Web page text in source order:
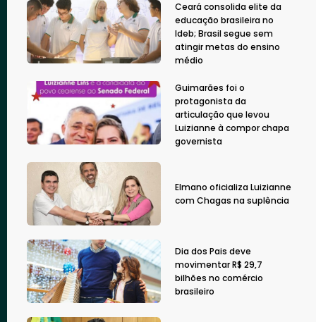
Ceará consolida elite da
educação brasileira no
Ideb; Brasil segue sem
atingir metas do ensino
médio
Guimarães foi o
protagonista da
articulação que levou
Luizianne à compor chapa
governista
Elmano oficializa Luizianne
com Chagas na suplência
Dia dos Pais deve
movimentar R$ 29,7
bilhões no comércio
brasileiro